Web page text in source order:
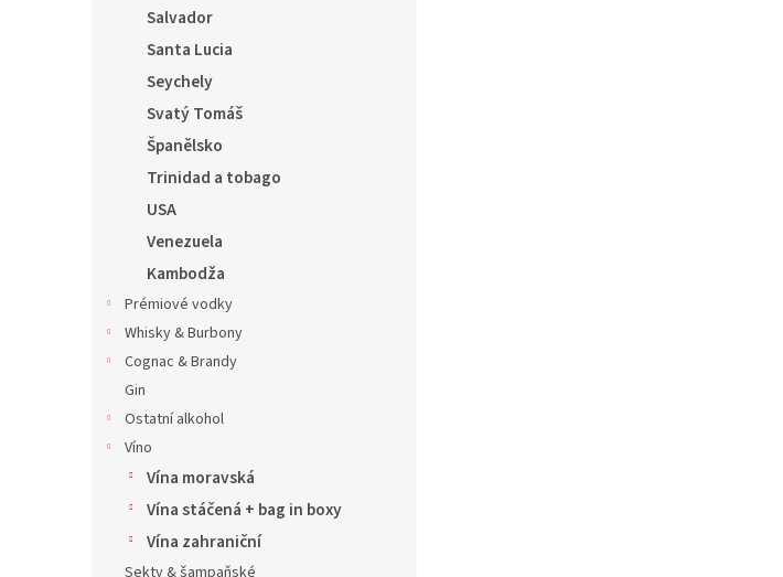
Salvador
Santa Lucia
Seychely
Svatý Tomáš
Španělsko
Trinidad a tobago
USA
Venezuela
Kambodža
Prémiové vodky
Whisky & Burbony
Cognac & Brandy
Gin
Ostatní alkohol
Víno
Vína moravská
Vína stáčená + bag in boxy
Vína zahraniční